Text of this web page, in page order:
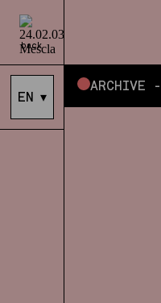
back
EN ▾
ARCHIVE -